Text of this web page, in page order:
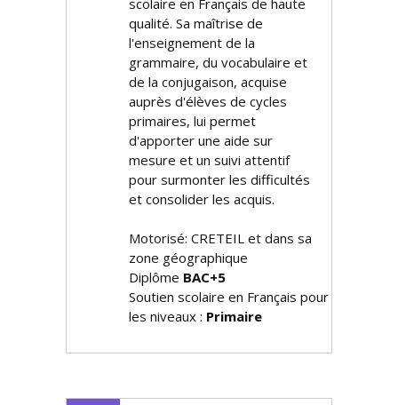
scolaire en Français de haute
qualité. Sa maîtrise de
l'enseignement de la
grammaire, du vocabulaire et
de la conjugaison, acquise
auprès d'élèves de cycles
primaires, lui permet
d'apporter une aide sur
mesure et un suivi attentif
pour surmonter les difficultés
et consolider les acquis.
Motorisé: CRETEIL et dans sa
zone géographique
Diplôme BAC+5
Soutien scolaire en Français pour
les niveaux : Primaire